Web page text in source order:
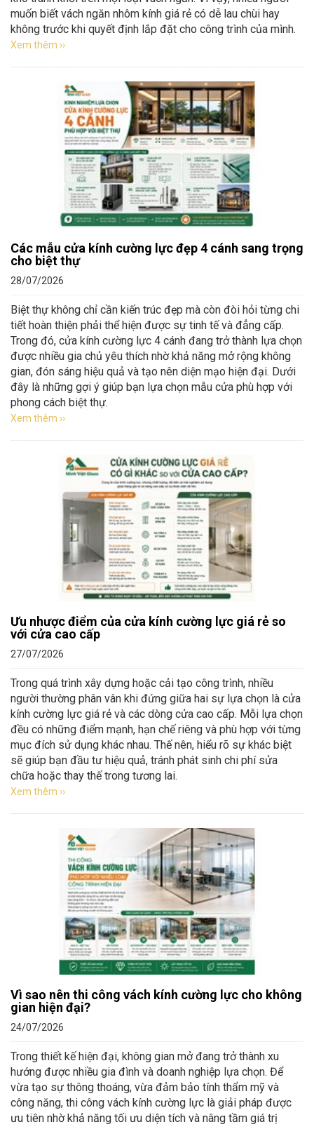
muốn biết vách ngăn nhôm kính giá rẻ có dễ lau chùi hay
không trước khi quyết định lắp đặt cho công trình của mình.
Xem thêm ››
Các mẫu cửa kính cường lực đẹp 4 cánh sang trọng
cho biệt thự
28/07/2026
Biệt thự không chỉ cần kiến trúc đẹp mà còn đòi hỏi từng chi
tiết hoàn thiện phải thể hiện được sự tinh tế và đẳng cấp.
Trong đó, cửa kính cường lực 4 cánh đang trở thành lựa chọn
được nhiều gia chủ yêu thích nhờ khả năng mở rộng không
gian, đón sáng hiệu quả và tạo nên diện mạo hiện đại. Dưới
đây là những gợi ý giúp bạn lựa chọn mẫu cửa phù hợp với
phong cách biệt thự.
Xem thêm ››
Ưu nhược điểm của cửa kính cường lực giá rẻ so
với cửa cao cấp
27/07/2026
Trong quá trình xây dựng hoặc cải tạo công trình, nhiều
người thường phân vân khi đứng giữa hai sự lựa chọn là cửa
kính cường lực giá rẻ và các dòng cửa cao cấp. Mỗi lựa chọn
đều có những điểm mạnh, hạn chế riêng và phù hợp với từng
mục đích sử dụng khác nhau. Thế nên, hiểu rõ sự khác biệt
sẽ giúp bạn đầu tư hiệu quả, tránh phát sinh chi phí sửa
chữa hoặc thay thế trong tương lai.
Xem thêm ››
Vì sao nên thi công vách kính cường lực cho không
gian hiện đại?
24/07/2026
Trong thiết kế hiện đại, không gian mở đang trở thành xu
hướng được nhiều gia đình và doanh nghiệp lựa chọn. Để
vừa tạo sự thông thoáng, vừa đảm bảo tính thẩm mỹ và
công năng, thi công vách kính cường lực là giải pháp được
ưu tiên nhờ khả năng tối ưu diện tích và nâng tầm giá trị